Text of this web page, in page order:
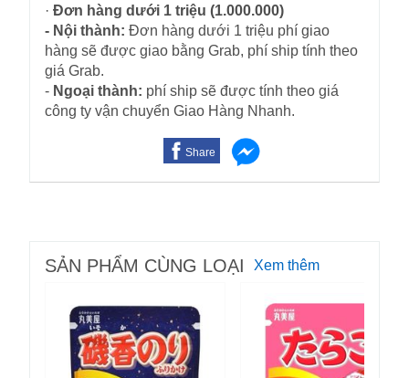
· Đơn hàng dưới 1 triệu (1.000.000)
- Nội thành: Đơn hàng dưới 1 triệu phí giao
hàng sẽ được giao bằng Grab, phí ship tính theo
giá Grab.
- Ngoại thành: phí ship sẽ được tính theo giá
công ty vận chuyển Giao Hàng Nhanh.
Share
SẢN PHẨM CÙNG LOẠI Xem thêm